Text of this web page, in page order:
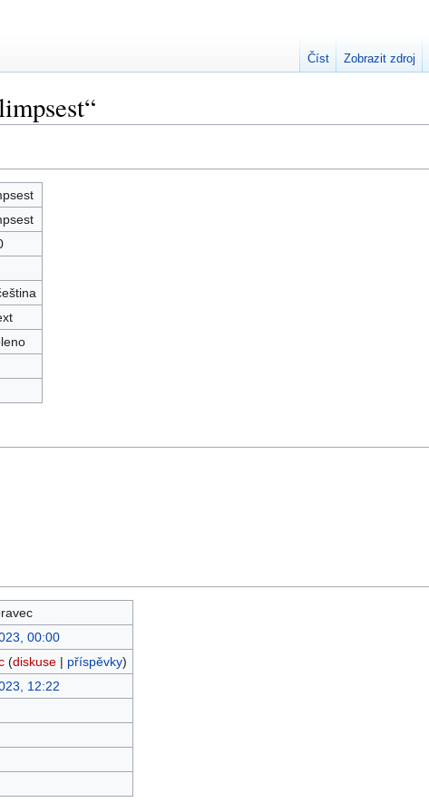
00:00
(diskuse| příspěvky)
12:22
Číst Zobrazit zdroj